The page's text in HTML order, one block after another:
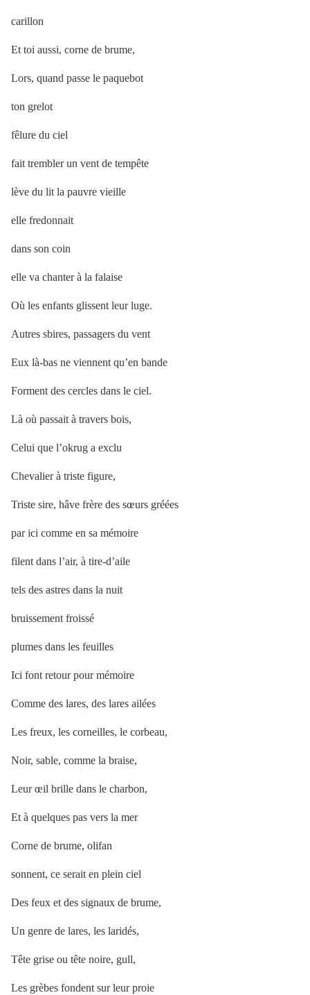
carillon
Et toi aussi, corne de brume,
Lors, quand passe le paquebot
ton grelot
fêlure du ciel
fait trembler un vent de tempête
lève du lit la pauvre vieille
elle fredonnait
dans son coin
elle va chanter à la falaise
Où les enfants glissent leur luge.
Autres sbires, passagers du vent
Eux là-bas ne viennent qu’en bande
Forment des cercles dans le ciel.
Là où passait à travers bois,
Celui que l’okrug a exclu
Chevalier à triste figure,
Triste sire, hâve frère des sœurs gréées
par ici comme en sa mémoire
filent dans l’air, à tire-d’aile
tels des astres dans la nuit
bruissement froissé
plumes dans les feuilles
Ici font retour pour mémoire
Comme des lares, des lares ailées
Les freux, les corneilles, le corbeau,
Noir, sable, comme la braise,
Leur œil brille dans le charbon,
Et à quelques pas vers la mer
Corne de brume, olifan
sonnent, ce serait en plein ciel
Des feux et des signaux de brume,
Un genre de lares, les laridés,
Tête grise ou tête noire, gull,
Les grèbes fondent sur leur proie